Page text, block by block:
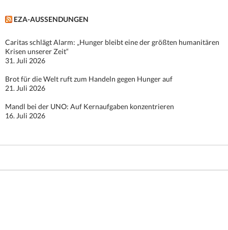
EZA-AUSSENDUNGEN
Caritas schlägt Alarm: „Hunger bleibt eine der größten humanitären
Krisen unserer Zeit“
31. Juli 2026
Brot für die Welt ruft zum Handeln gegen Hunger auf
21. Juli 2026
Mandl bei der UNO: Auf Kernaufgaben konzentrieren
16. Juli 2026